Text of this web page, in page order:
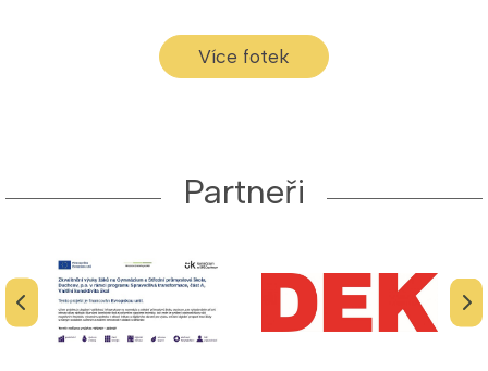
Více fotek
Partneři